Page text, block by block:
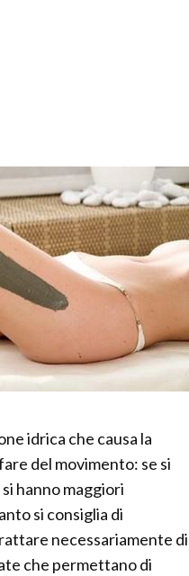
idrica che causa la
del movimento: se si
hanno maggiori
si consiglia di
necessariamente di
che permettano di